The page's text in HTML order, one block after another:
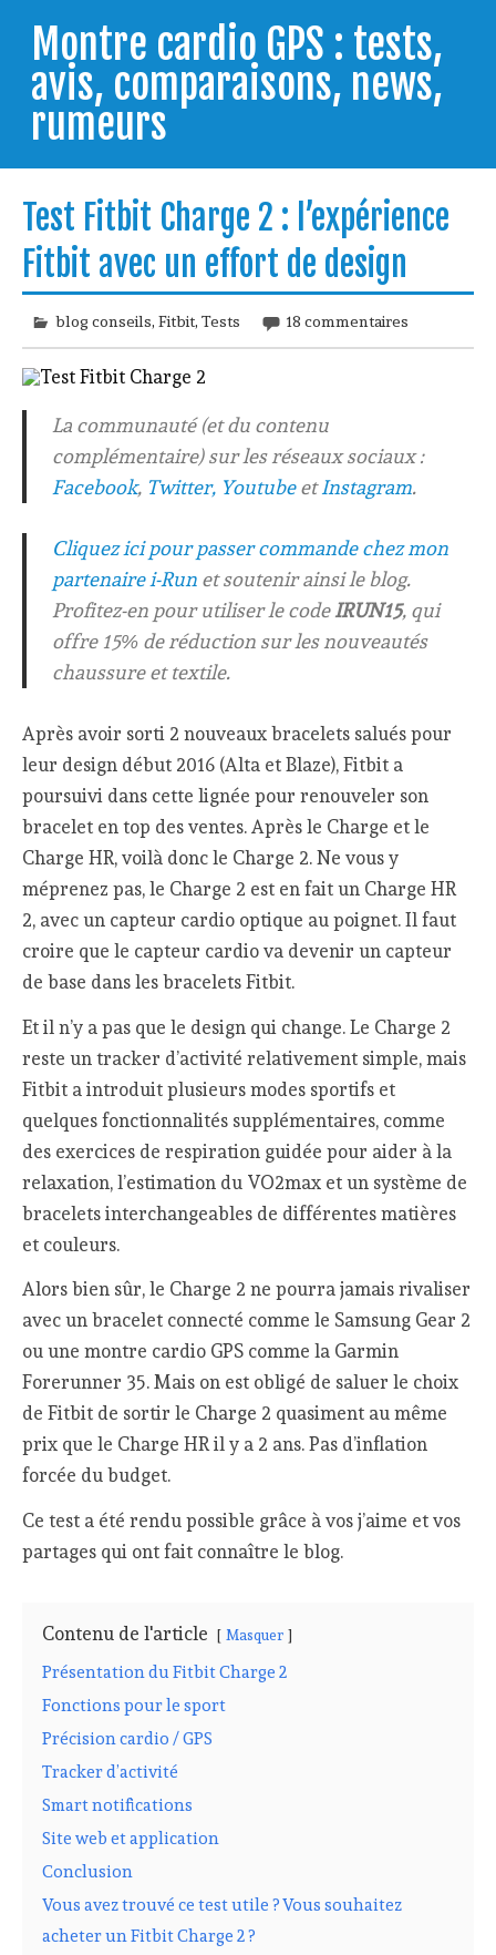
contentMontre cardio GPS : tests,
avis, comparaisons, news,
rumeurs
trouver celle qui répondra à vos besoins et
comprendre comment bien l'utiliser.
Test Fitbit Charge 2 : l’expérience
Fitbit avec un effort de design
blog conseils,Fitbit,Tests 18 commentaires
La communauté (et du contenu
complémentaire) sur les réseaux sociaux :
Facebook, Twitter, YoutubeetInstagram.
Cliquez ici pour passer commande chez mon
partenaire i-Runet soutenir ainsi le blog.
Profitez-en pour utiliser le codeIRUN15, qui
offre 15% de réduction sur les nouveautés
chaussure et textile.
Après avoir sorti 2 nouveaux bracelets salués pour
leur design début 2016 (Alta et Blaze), Fitbit a
poursuivi dans cette lignée pour renouveler son
bracelet en top des ventes. Après le Charge et le
Charge HR, voilà donc le Charge 2. Ne vous y
méprenez pas, le Charge 2 est en fait un Charge HR
2, avec un capteur cardio optique au poignet. Il faut
croire que le capteur cardio va devenir un capteur
de base dans les bracelets Fitbit.
Et il n’y a pas que le design qui change. Le Charge 2
reste un tracker d’activité relativement simple, mais
Fitbit a introduit plusieurs modes sportifs et
quelques fonctionnalités supplémentaires, comme
des exercices de respiration guidée pour aider à la
relaxation, l’estimation du VO2max et un système de
bracelets interchangeables de différentes matières
et couleurs.
Alors bien sûr, le Charge 2 ne pourra jamais rivaliser
avec un bracelet connecté comme le Samsung Gear 2
ou une montre cardio GPS comme la Garmin
Forerunner 35. Mais on est obligé de saluer le choix
de Fitbit de sortir le Charge 2 quasiment au même
prix que le Charge HR il y a 2 ans. Pas d’inflation
forcée du budget.
Ce test a été rendu possible grâce à vos j’aime et vos
partages qui ont fait connaître le blog.
Contenu de l'article Masquer
Présentation du Fitbit Charge 2
Fonctions pour le sport
Précision cardio / GPS
Tracker d’activité
Smart notifications
Site web et application
Conclusion
Vous avez trouvé ce test utile ? Vous souhaitez
acheter un Fitbit Charge 2 ?